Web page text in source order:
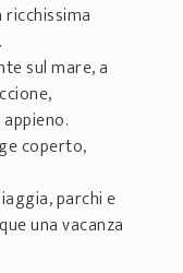
sul mare, a
coperto,
parchi e
una vacanza